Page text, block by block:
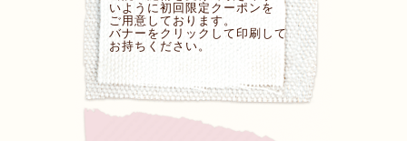
いように初回限定クーポンを
ご用意しております。
バナーをクリックして印刷して
お持ちください。